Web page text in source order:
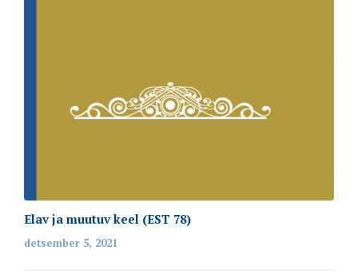
Elav ja muutuv keel (EST 78)
detsember 5, 2021